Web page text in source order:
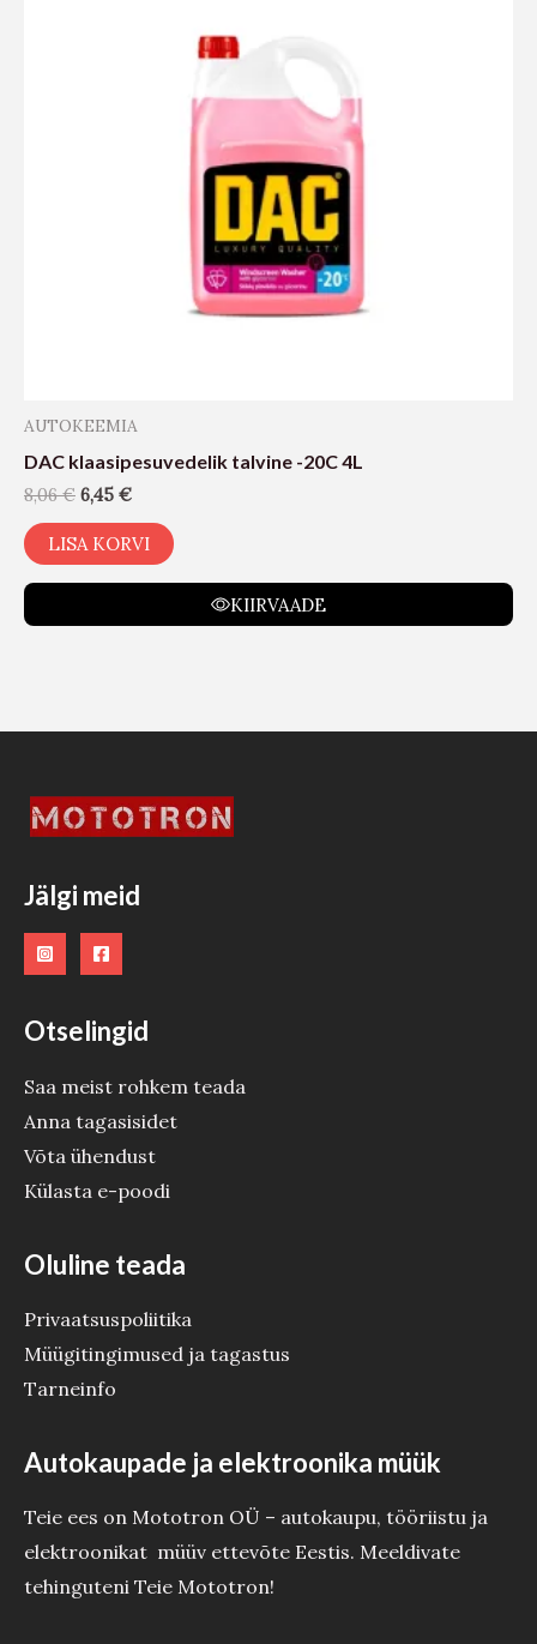
AUTOKEEMIA
DAC klaasipesuvedelik talvine -20C 4L
8,06€ 6,45 €
LISA KORVI
KIIRVAADE
Jälgi meid
Otselingid
Saa meist rohkem teada
Anna tagasisidet
Võta ühendust
Külasta e-poodi
Oluline teada
Privaatsuspoliitika
Müügitingimused ja tagastus
Tarneinfo
Autokaupade ja elektroonika müük
Teie ees on Mototron OÜ – autokaupu, tööriistu ja
elektroonikat müüv ettevõte Eestis. Meeldivate
tehinguteni Teie Mototron!